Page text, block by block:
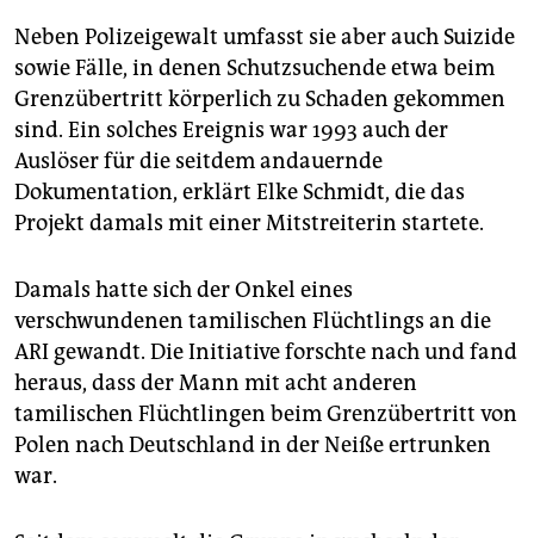
Neben Polizeigewalt umfasst sie aber auch Suizide
sowie Fälle, in denen Schutzsuchende etwa beim
Grenzübertritt körperlich zu Schaden gekommen
sind. Ein solches Ereignis war 1993 auch der
Auslöser für die seitdem andauernde
Dokumentation, erklärt Elke Schmidt, die das
Projekt damals mit einer Mitstreiterin startete.
Damals hatte sich der Onkel eines
verschwundenen tamilischen Flüchtlings an die
ARI gewandt. Die Initiative forschte nach und fand
heraus, dass der Mann mit acht anderen
tamilischen Flüchtlingen beim Grenzübertritt von
Polen nach Deutschland in der Neiße ertrunken
war.